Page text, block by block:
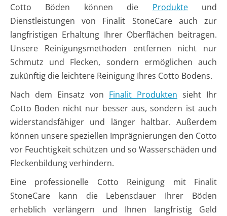
Cotto Böden können die Produkteund
Dienstleistungen von Finalit StoneCare auch zur
langfristigen Erhaltung Ihrer Oberflächen beitragen.
Unsere Reinigungsmethoden entfernen nicht nur
Schmutz und Flecken, sondern ermöglichen auch
zukünftig die leichtere Reinigung Ihres Cotto Bodens.
Nach dem Einsatz von Finalit Produkten sieht Ihr
Cotto Boden nicht nur besser aus, sondern ist auch
widerstandsfähiger und länger haltbar. Außerdem
können unsere speziellen Imprägnierungen den Cotto
vor Feuchtigkeit schützen und so Wasserschäden und
Fleckenbildung verhindern.
Eine professionelle Cotto Reinigung mit Finalit
StoneCare kann die Lebensdauer Ihrer Böden
erheblich verlängern und Ihnen langfristig Geld